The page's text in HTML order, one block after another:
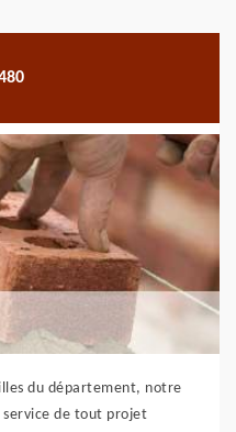
du département, notre
service de tout projet